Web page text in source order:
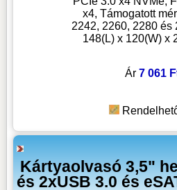
x4, Támogatott
2242, 2260, 2280 és
148(L) x 120(W) x
Ár 7 061
Kártyaolvasó 3,5"
és 2xUSB 3.0 és